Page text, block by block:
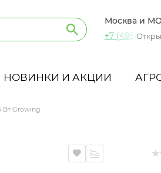
Москва и
+7 (495) 721-
НОВИНКИ И АКЦИИ
Вт Growing